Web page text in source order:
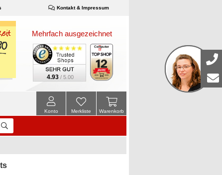
Kontakt & Impressum
Mehrfach ausgezeichnet
4.93 / 5.00
Warenkorb
Merkliste
Konto